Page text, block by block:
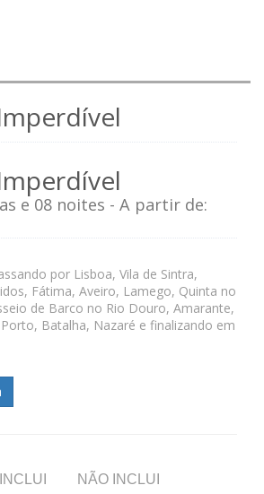
e 08 noites - A partir de:
por Lisboa, Vila de Sintra,
Fátima, Aveiro, Lamego, Quinta no
de Barco no Rio Douro, Amarante,
Batalha, Nazaré e finalizando em
INCLUI NÃO INCLUI